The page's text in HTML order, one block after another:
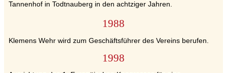
Tannenhof in Todtnauberg in den achtziger Jahren.
1988
Klemens Wehr wird zum Geschäftsführer des Vereins berufen.
1998